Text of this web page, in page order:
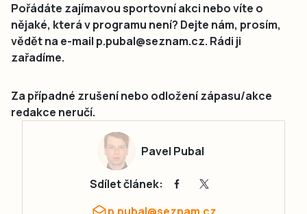
Pořádáte zajímavou sportovní akci nebo víte o
nějaké, která v programu není? Dejte nám, prosím,
vědět na e-mail p.pubal@seznam.cz. Rádi ji
zařadíme.
Za případné zrušení nebo odložení zápasu/akce
redakce neručí.
Pavel Pubal
Sdílet článek: